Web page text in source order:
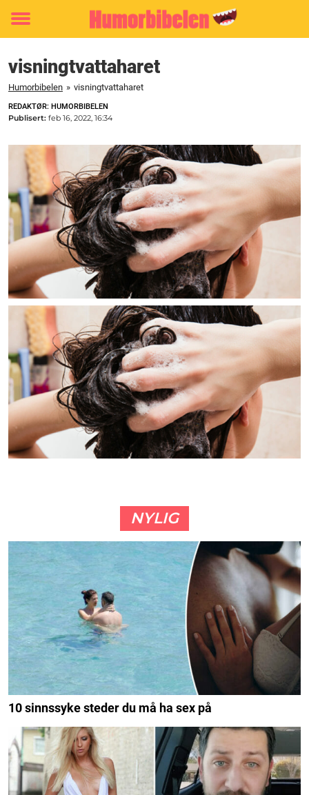
Toggle
visningtvattaharet
Humorbibelen » visningtvattaharet
REDAKTØR: HUMORBIBELEN
Publisert: feb 16, 2022, 16:34
NYLIG
10 sinnssyke steder du må ha sex på